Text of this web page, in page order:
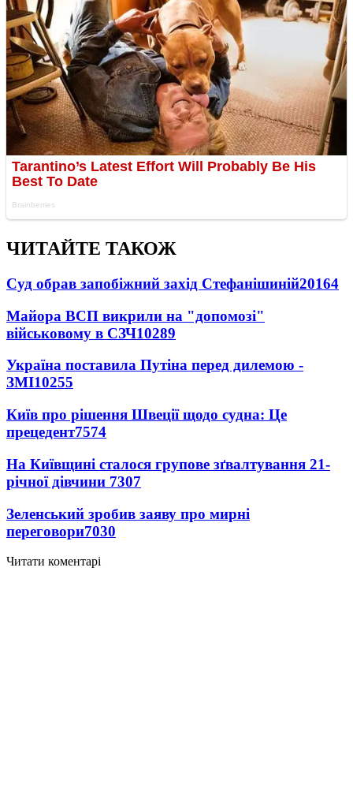
ЧИТАЙТЕ ТАКОЖ
Суд обрав запобіжний захід Стефанішиній20164
Майора ВСП викрили на "допомозі"
військовому в СЗЧ10289
Україна поставила Путіна перед дилемою -
ЗМІ10255
Київ про рішення Швеції щодо судна: Це
прецедент7574
На Київщині сталося групове зґвалтування 21-
річної дівчини 7307
Зеленський зробив заяву про мирні
переговори7030
Читати коментарі